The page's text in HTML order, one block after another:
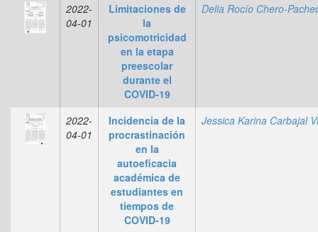
2022-
04-01
Limitaciones de
la
psicomotricidad
en la etapa
preescolar
durante el
COVID-19
2022-
04-01
Incidencia de la
procrastinación
en la
autoeficacia
académica de
estudiantes en
tiempos de
COVID-19